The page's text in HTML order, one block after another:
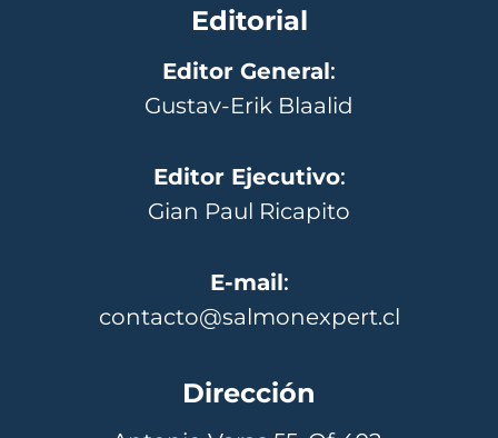
Editorial
Editor General:
Gustav-Erik Blaalid
Editor Ejecutivo:
Gian Paul Ricapito
E-mail:
contacto@salmonexpert.cl
Dirección